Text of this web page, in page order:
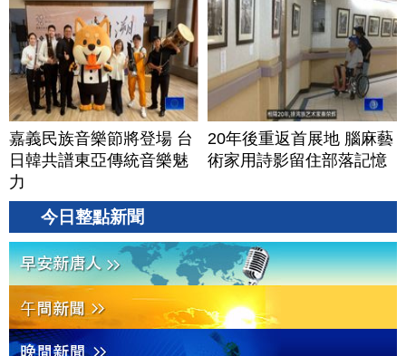
嘉義民族音樂節將登場 台
日韓共譜東亞傳統音樂魅
力
20年後重返首展地 腦麻藝
術家用詩影留住部落記憶
今日整點新聞